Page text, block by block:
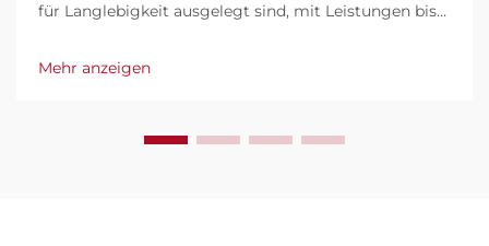
für Langlebigkeit ausgelegt sind, mit Leistungen bis
einfache Bedienung und minimale Stillzeiten.
Erhalten Sie fachkundige Unterstützung und
Mehr anzeigen